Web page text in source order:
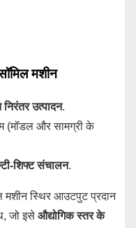
मशीन
उत्पादन.
(मॉडल और सामग्री के
शिफ्ट संचालन.
स्थिर आउटपुट प्रदान
जो इसे औद्योगिक स्तर के